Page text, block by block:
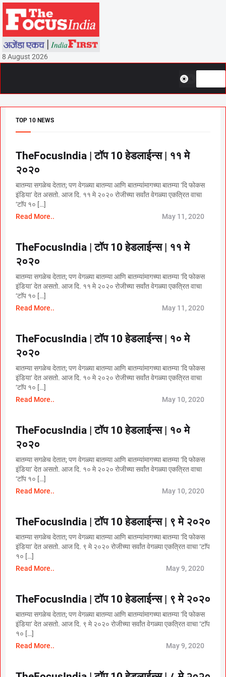
8 August 2026
TOP 10 NEWS
TheFocusIndia | टॉप 10 हेडलाईन्स | ११ मे
२०२०
बातम्या सगळेच देतात; पण वेगळ्या बातम्या आणि बातम्यांमागच्या बातम्या ‘दि फोकस
इंडिया‘ देत असतो. आज दि. ११ मे २०२० रोजीच्या सर्वांत वेगळ्या एकत्रित वाचा
‘टाॅप १० […]
Read More..
May 11, 2020
TheFocusIndia | टॉप 10 हेडलाईन्स | ११ मे
२०२०
बातम्या सगळेच देतात; पण वेगळ्या बातम्या आणि बातम्यांमागच्या बातम्या ‘दि फोकस
इंडिया‘ देत असतो. आज दि. ११ मे २०२० रोजीच्या सर्वांत वेगळ्या एकत्रित वाचा
‘टाॅप १० […]
Read More..
May 11, 2020
TheFocusIndia | टॉप 10 हेडलाईन्स | १० मे
२०२०
बातम्या सगळेच देतात; पण वेगळ्या बातम्या आणि बातम्यांमागच्या बातम्या ‘दि फोकस
इंडिया‘ देत असतो. आज दि. १० मे २०२० रोजीच्या सर्वांत वेगळ्या एकत्रित वाचा
‘टाॅप १० […]
Read More..
May 10, 2020
TheFocusIndia | टॉप 10 हेडलाईन्स | १० मे
२०२०
बातम्या सगळेच देतात; पण वेगळ्या बातम्या आणि बातम्यांमागच्या बातम्या ‘दि फोकस
इंडिया‘ देत असतो. आज दि. १० मे २०२० रोजीच्या सर्वांत वेगळ्या एकत्रित वाचा
‘टाॅप १० […]
Read More..
May 10, 2020
TheFocusIndia | टॉप 10 हेडलाईन्स | ९ मे २०२०
बातम्या सगळेच देतात; पण वेगळ्या बातम्या आणि बातम्यांमागच्या बातम्या ‘दि फोकस
इंडिया‘ देत असतो. आज दि. ९ मे २०२० रोजीच्या सर्वांत वेगळ्या एकत्रित वाचा ‘टाॅप
१० […]
Read More..
May 9, 2020
TheFocusIndia | टॉप 10 हेडलाईन्स | ९ मे २०२०
बातम्या सगळेच देतात; पण वेगळ्या बातम्या आणि बातम्यांमागच्या बातम्या ‘दि फोकस
इंडिया‘ देत असतो. आज दि. ९ मे २०२० रोजीच्या सर्वांत वेगळ्या एकत्रित वाचा ‘टाॅप
१० […]
Read More..
May 9, 2020